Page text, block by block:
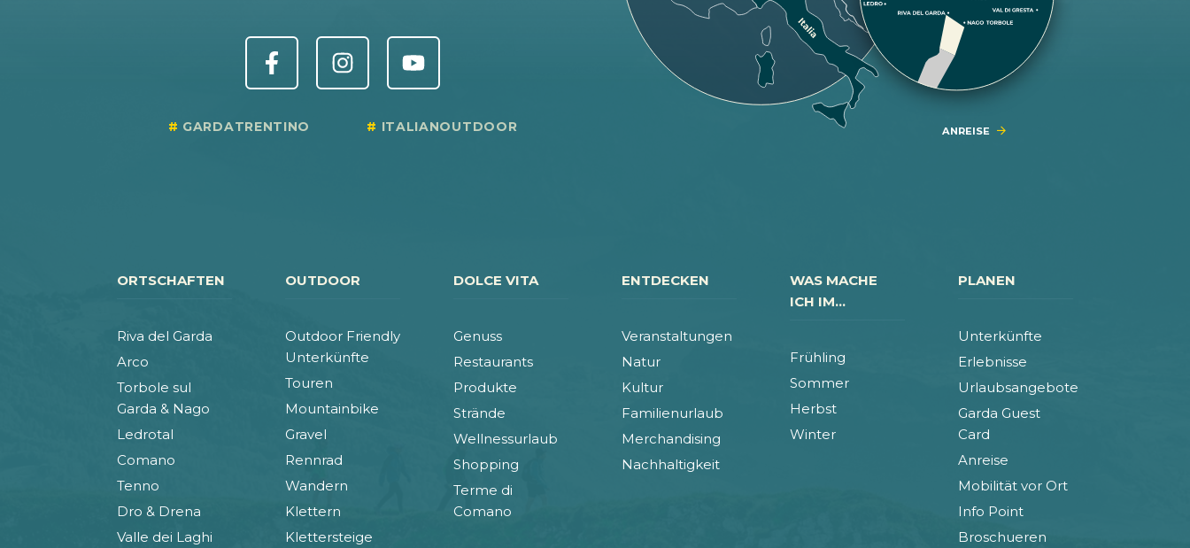
ANREISE
GARDATRENTINO ITALIANOUTDOOR
ORTSCHAFTEN
Riva del Garda
Arco
Torbole sul
Garda & Nago
Ledrotal
Comano
Tenno
Dro & Drena
Valle dei Laghi
OUTDOOR
Outdoor Friendly
Unterkünfte
Touren
Mountainbike
Gravel
Rennrad
Wandern
Klettern
Klettersteige
DOLCE VITA
Genuss
Restaurants
Produkte
Strände
Wellnessurlaub
Shopping
Terme di
Comano
ENTDECKEN
Veranstaltungen
Natur
Kultur
Familienurlaub
Merchandising
Nachhaltigkeit
WAS MACHE
ICH IM...
Frühling
Sommer
Herbst
Winter
PLANEN
Unterkünfte
Erlebnisse
Urlaubsangebote
Garda Guest
Card
Anreise
Mobilität vor Ort
Info Point
Broschueren